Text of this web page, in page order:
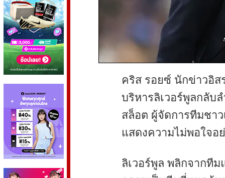
คริส รอยซ์ นักข่าวอิส
บริหารลิเวอร์พูลกลับ
สล็อต ผู้จัดการทีมชา
แสดงความไม่พอใจอ
ลิเวอร์พูล พลิกจากที